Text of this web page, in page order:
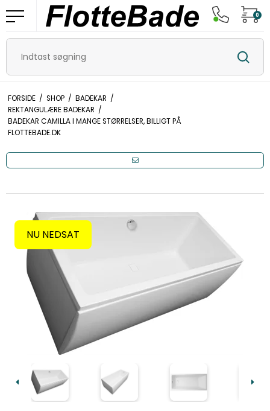
0
FORSIDE / SHOP / BADEKAR /
REKTANGULÆRE BADEKAR /
BADEKAR CAMILLA I MANGE STØRRELSER, BILLIGT PÅ
FLOTTEBADE.DK
NU NEDSAT